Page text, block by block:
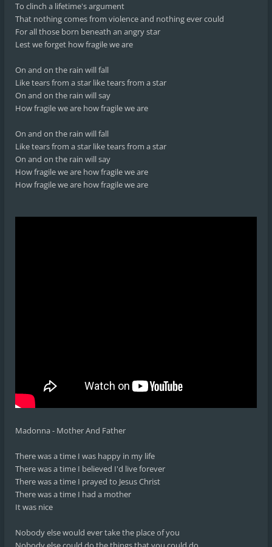
To clinch a lifetime's argument
That nothing comes from violence and nothing ever could
For all those born beneath an angry star
Lest we forget how fragile we are
On and on the rain will fall
Like tears from a star like tears from a star
On and on the rain will say
How fragile we are how fragile we are
On and on the rain will fall
Like tears from a star like tears from a star
On and on the rain will say
How fragile we are how fragile we are
How fragile we are how fragile we are
Madonna - Mother And Father
There was a time I was happy in my life
There was a time I believed I'd live forever
There was a time I prayed to Jesus Christ
There was a time I had a mother
It was nice
Nobody else would ever take the place of you